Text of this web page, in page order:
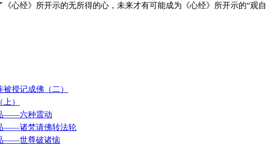
心经》所开示的无所得的心，未来才有可能成为《心经》所开示的“观自
被授记成佛（二）
）
——六种震动
——诸梵请佛转法轮
——世尊破诸恼